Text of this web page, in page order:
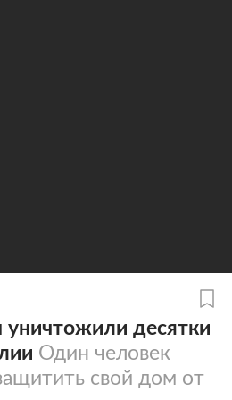
десятки
Один человек
свой дом от